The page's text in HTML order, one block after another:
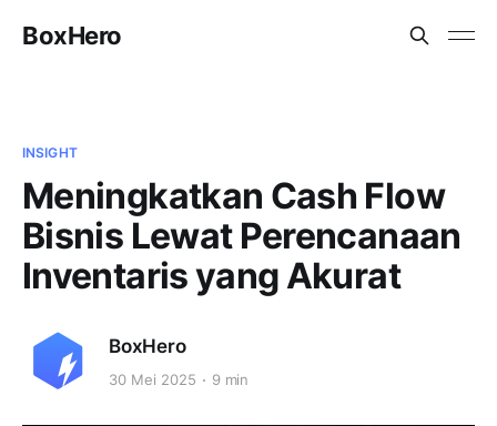
BoxHero
INSIGHT
Meningkatkan Cash Flow
Bisnis Lewat Perencanaan
Inventaris yang Akurat
BoxHero
30 Mei 2025 9 min